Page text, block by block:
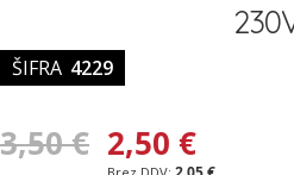
ŠIFRA 4229
3,50 € 2,50 €